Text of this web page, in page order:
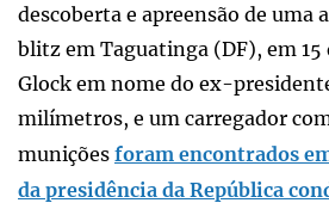
descoberta e apreensão de uma
blitz em Taguatinga (DF), em 15
Glock em nome do ex-
milímetros, e um carregador
munições foram encontrados
da presidência da República